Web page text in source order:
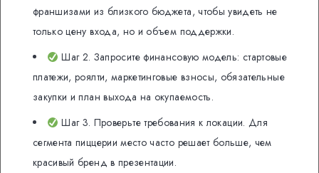
франшизами из близкого бюджета, чтобы увидеть не
только цену входа, но и объем поддержки.
Шаг 2. Запросите финансовую модель: стартовые
платежи, роялти, маркетинговые взносы, обязательные
закупки и план выхода на окупаемость.
Шаг 3. Проверьте требования к локации. Для
сегмента пиццерии место часто решает больше, чем
красивый бренд в презентации.